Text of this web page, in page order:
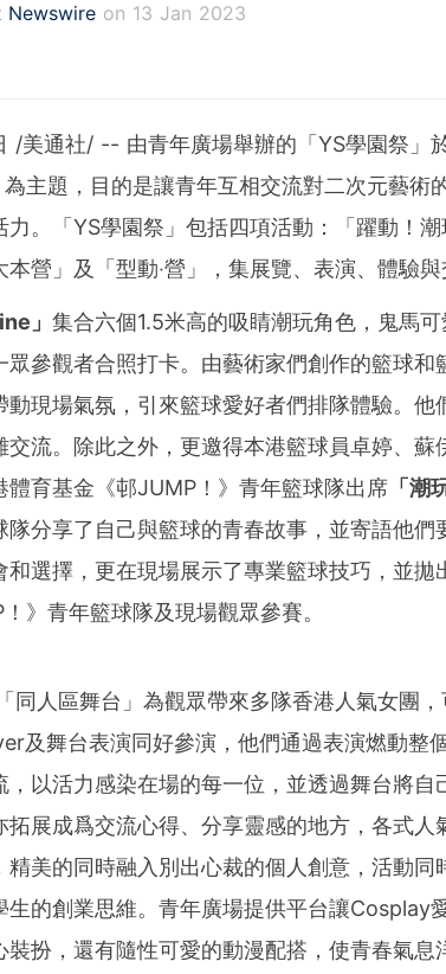
Newswire on 13 Jan 2023
corporate communicators and investor
to engage key audiences. Having pioneered
industry since 1954, PR Newswire today
traditional, digital, mobile and social
multi-channel content distribution and
workflow tools and platforms, PR
from offices in the Americas, Europe,
regions.
/美通社/ -- 由青年廣場舉辦的「YS學園祭」
為主題，目的是讓青年互相交流對二次元藝術
。「YS學園祭」包括四項活動：「躍動！
營」及「型動‧營」，集展覽、表演、體驗與
」 集合六個1.5米高的吸睛潮玩角色，鬼馬
眾參觀者合照打卡。由藝術家們創作的籃球和
動現場氣氛，引來籃球愛好者們排隊體驗。他
交流。除此之外，更邀得本港籃球員卓婷、蘇
體育基金《邨JUMP！》青年籃球隊出席「潮
隊分享了自己與籃球的青春故事，並寄語他們
和選擇，更在現場展示了專業籃球技巧，並拋
》青年籃球隊及現場觀眾參賽。
同人區舞台」為觀眾帶來多隊香港人氣女團
及舞台表演同好參演，他們通過表演燃動整
以活力感染在場的每一位，並透過舞台將自
拓展成爲交流心得、分享靈感的地方，各式
精美的同時融入別出心裁的個人創意，活動同
生的創業思維。青年廣場提供平台讓Cosplay
裝扮，還有隨性可愛的動漫配搭，使青春氣息